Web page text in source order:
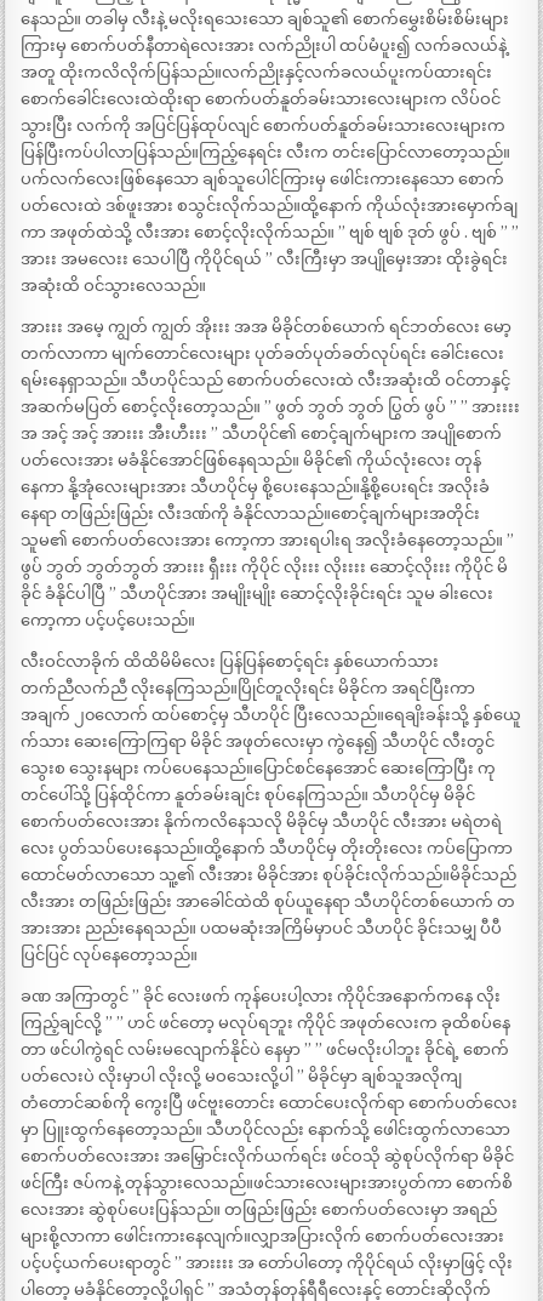
နေသည်။ တခါမှ လီးနဲ့ မလိုးရသေးသော ချစ်သူ၏ စောက်မွှေးစိမ်းစိမ်းများ
ကြားမှ စောက်ပတ်နီတာရဲလေးအား လက်ညိုးပါ ထပ်မံပူး၍ လက်ခလယ်နဲ့
အတူ ထိုးကလိလိုက်ပြန်သည်။လက်ညိုးနှင့်လက်ခလယ်ပူးကပ်ထားရင်း
စောက်ခေါင်းလေးထဲထိုးရာ စောက်ပတ်နူတ်ခမ်းသားလေးများက လိပ်ဝင်
သွားပြီး လက်ကို အပြင်ပြန်ထုပ်လျင် စောက်ပတ်နူတ်ခမ်းသားလေးများက
ပြန်ပြီးကပ်ပါလာပြန်သည်။ကြည့်နေရင်း လီးက တင်းပြောင်လာတော့သည်။
ပက်လက်လေးဖြစ်နေသော ချစ်သူပေါင်ကြားမှ ဖေါင်းကားနေသော စောက်
ပတ်လေးထဲ ဒစ်ဖူးအား စသွင်းလိုက်သည်။ထို့နောက် ကိုယ်လုံးအားမှောက်ချ
ကာ အဖုတ်ထဲသို့ လီးအား စောင့်လိုးလိုက်သည်။ ” ဗျစ် ဗျစ် ဒုတ် ဖွပ် . ဗျစ် ” ”
အားး အမလေးး သေပါပြီ ကိုပိုင်ရယ် ” လီးကြီးမှာ အပျိုမှေးအား ထိုးခွဲရင်း
အဆုံးထိ ဝင်သွားလေသည်။
အားးး အမေ့ ကျွတ် ကျွတ် အိုးးး အအ မိခိုင်တစ်ယောက် ရင်ဘတ်လေး မော့
တက်လာကာ မျက်တောင်လေးများ ပုတ်ခတ်ပုတ်ခတ်လုပ်ရင်း ခေါင်းလေး
ရမ်းနေရှာသည်။ သီဟပိုင်သည် စောက်ပတ်လေးထဲ လီးအဆုံးထိ ဝင်တာနှင့်
အဆက်မပြတ် စောင့်လိုးတော့သည်။ ” ဖွတ် ဘွတ် ဘွတ် ပြွတ် ဖွပ် ” ” အားးးး
အ အင့် အင့် အားးး အီးဟီးးး ” သီဟပိုင်၏ စောင့်ချက်များက အပျိုစောက်
ပတ်လေးအား မခံနိုင်အောင်ဖြစ်နေရသည်။ မိခိုင်၏ ကိုယ်လုံးလေး တုန်
နေကာ နို့အုံလေးများအား သီဟပိုင်မှ စို့ပေးနေသည်။နို့စို့ပေးရင်း အလိုးခံ
နေရာ တဖြည်းဖြည်း လီးဒဏ်ကို ခံနိုင်လာသည်။စောင့်ချက်များအတိုင်း
သူမ၏ စောက်ပတ်လေးအား ကော့ကာ အားရပါးရ အလိုးခံနေတော့သည်။ ”
ဖွပ် ဘွတ် ဘွတ်ဘွတ် အားးး ရှီးးး ကိုပိုင် လိုးးး လိုးးးး ဆောင့်လိုးးး ကိုပိုင် မိ
ခိုင် ခံနိုင်ပါပြီ ” သီဟပိုင်အား အမျိုးမျိုး ဆောင့်လိုးခိုင်းရင်း သူမ ခါးလေး
ကော့ကာ ပင့်ပင့်ပေးသည်။
လီးဝင်လာခိုက် ထိထိမိမိလေး ပြန်ပြန်စောင့်ရင်း နှစ်ယောက်သား
တက်ညီလက်ညီ လိုးနေကြသည်။ပြိုင်တူလိုးရင်း မိခိုင်က အရင်ပြီးကာ
အချက် ၂၀လောက် ထပ်စောင့်မှ သီဟပိုင် ပြီးလေသည်။ရေချိးခန်းသို့ နှစ်ယေူ
က်သား ဆေးကြောကြရာ မိခိုင် အဖုတ်လေးမှာ ကွဲနေ၍ သီဟပိုင် လီးတွင်
သွေးစ သွေးနများ ကပ်ပေနေသည်။ပြောင်စင်နေအောင် ဆေးကြောပြီး ကု
တင်ပေါ်သို့ ပြန်ထိုင်ကာ နူတ်ခမ်းချင်း စုပ်နေကြသည်။ သီဟပိုင်မှ မိခိုင်
စောက်ပတ်လေးအား နိုက်ကလိနေသလို မိခိုင်မှ သီဟပိုင် လီးအား မရဲတရဲ
လေး ပွတ်သပ်ပေးနေသည်။ထို့နောက် သီဟပိုင်မှ တိုးတိုးလေး ကပ်ပြောကာ
ထောင်မတ်လာသော သူ့၏ လီးအား မိခိုင်အား စုပ်ခိုင်းလိုက်သည်။မိခိုင်သည်
လီးအား တဖြည်းဖြည်း အာခေါင်ထဲထိ စုပ်ယူနေရာ သီဟပိုင်တစ်ယောက် တ
အားအား ညည်းနေရသည်။ ပထမဆုံးအကြိမ်မှာပင် သီဟပိုင် ခိုင်းသမျှ ပီပီ
ပြင်ပြင် လုပ်နေတော့သည်။
ခဏ အကြာတွင် ” ခိုင် လေးဖက် ကုန်ပေးပါ့လား ကိုပိုင်အနောက်ကနေ လိုး
ကြည့်ချင်လို့ ” ” ဟင် ဖင်တော့ မလုပ်ရဘူး ကိုပိုင် အဖုတ်လေးက ခုထိစပ်နေ
တာ ဖင်ပါကွဲရင် လမ်းမလျောက်နိုင်ပဲ နေမှာ ” ” ဖင်မလိုးပါဘူး ခိုင်ရဲ့ စောက်
ပတ်လေးပဲ လိုးမှာပါ လိုးလို့ မဝသေးလို့ပါ ” မိခိုင်မှာ ချစ်သူအလိုကျ
တံတောင်ဆစ်ကို ကွေးပြီ ဖင်ဗူးတောင်း ထောင်ပေးလိုက်ရာ စောက်ပတ်လေး
မှာ ပြူးထွက်နေတော့သည်။ သီဟပိုင်လည်း နောက်သို့ ဖေါင်းထွက်လာသော
စောက်ပတ်လေးအား အမြှောင်းလိုက်ယက်ရင်း ဖင်ဝသို ဆွဲစုပ်လိုက်ရာ မိခိုင်
ဖင်ကြီး ဇပ်ကနဲ့ တုန်သွားလေသည်။ဖင်သားလေးများအားပွတ်ကာ စောက်စိ
လေးအား ဆွဲစုပ်ပေးပြန်သည်။ တဖြည်းဖြည်း စောက်ပတ်လေးမှာ အရည်
များစို့လာကာ ဖေါင်းကားနေလျက်။လျှာအပြားလိုက် စောက်ပတ်လေးအား
ပင့်ပင့်ယက်ပေးရာတွင် ” အားးးး အ တော်ပါတော့ ကိုပိုင်ရယ် လိုးမှာဖြင့် လိုး
ပါတော့ မခံနိုင်တော့လို့ပါရှင် ” အသံတုန်တုန်ရီရီလေးနှင့် တောင်းဆိုလိုက်